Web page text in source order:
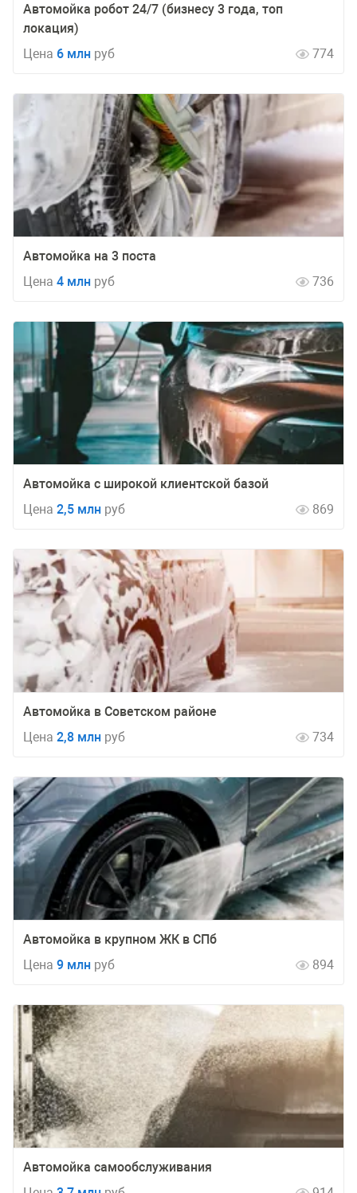
Автомойка робот 24/7 (бизнесу 3 года, топ
локация)
Цена 6 млн руб 774
Автомойка на 3 поста
Цена 4 млн руб 736
Автомойка с широкой клиентской базой
Цена 2,5 млн руб 869
Автомойка в Советском районе
Цена 2,8 млн руб 734
Автомойка в крупном ЖК в СПб
Цена 9 млн руб 894
Автомойка самообслуживания